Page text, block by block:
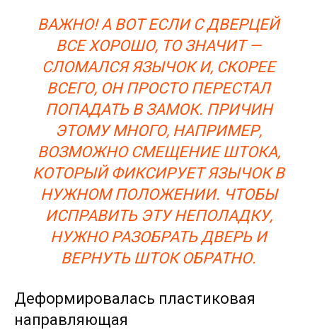
ВАЖНО! А ВОТ ЕСЛИ С ДВЕРЦЕЙ
ВСЕ ХОРОШО, ТО ЗНАЧИТ —
СЛОМАЛСЯ ЯЗЫЧОК И, СКОРЕЕ
ВСЕГО, ОН ПРОСТО ПЕРЕСТАЛ
ПОПАДАТЬ В ЗАМОК. ПРИЧИН
ЭТОМУ МНОГО, НАПРИМЕР,
ВОЗМОЖНО СМЕЩЕНИЕ ШТОКА,
КОТОРЫЙ ФИКСИРУЕТ ЯЗЫЧОК В
НУЖНОМ ПОЛОЖЕНИИ. ЧТОБЫ
ИСПРАВИТЬ ЭТУ НЕПОЛАДКУ,
НУЖНО РАЗОБРАТЬ ДВЕРЬ И
ВЕРНУТЬ ШТОК ОБРАТНО.
Деформировалась пластиковая
направляющая